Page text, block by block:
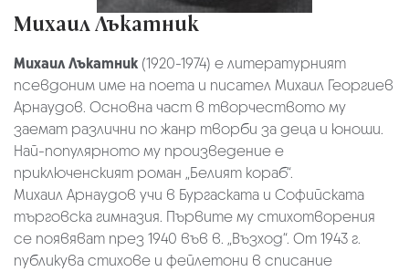
Михаил Лъкатник
Михаил Лъкатник (1920-1974) е литературният
псевдоним име на поета и писател Михаил Георгиев
Арнаудов. Основна част в творчеството му
заемат различни по жанр творби за деца и юноши.
Най-популярното му произведение е
приключенският роман „Белият кораб“.
Михаил Арнаудов учи в Бургаската и Софийската
търговска гимназия. Първите му стихотворения
се появяват през 1940 във в. „Възход“. От 1943 г.
публикува стихове и фейлетони в списание